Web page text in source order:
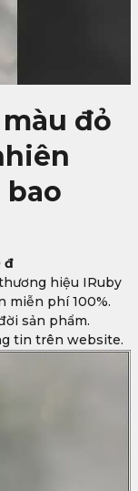
đỏ
bao
đ
hiệu IRuby
miễn phí 100%.
sản phẩm.
tin trên website.